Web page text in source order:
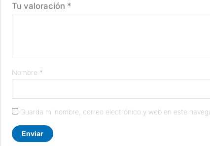
Tu valoración *
Nombre *
Guarda mi nombre, correo electrónico y web en este